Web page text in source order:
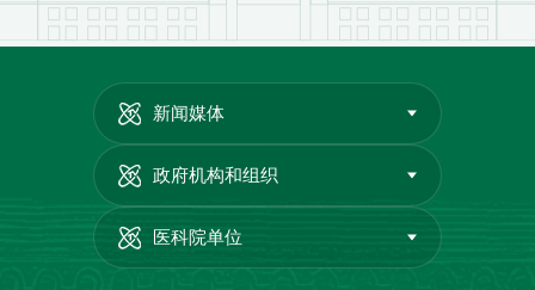
新闻媒体
政府机构和组织
医科院单位